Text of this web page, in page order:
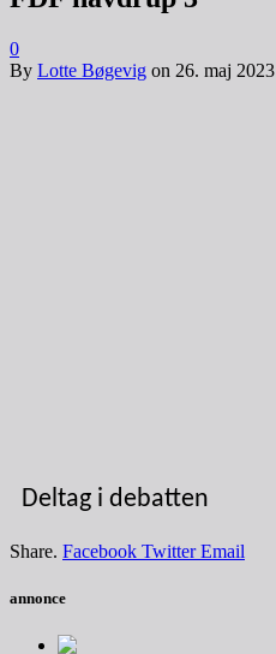
0
By Lotte Bøgevig on 26. maj 2023
Deltag i debatten
Share. Facebook Twitter Email
annonce